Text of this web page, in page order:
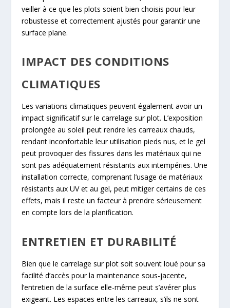
veiller à ce que les plots soient bien choisis pour leur
robustesse et correctement ajustés pour garantir une
surface plane.
IMPACT DES CONDITIONS
CLIMATIQUES
Les variations climatiques peuvent également avoir un
impact significatif sur le carrelage sur plot. L’exposition
prolongée au soleil peut rendre les carreaux chauds,
rendant inconfortable leur utilisation pieds nus, et le gel
peut provoquer des fissures dans les matériaux qui ne
sont pas adéquatement résistants aux intempéries. Une
installation correcte, comprenant l’usage de matériaux
résistants aux UV et au gel, peut mitiger certains de ces
effets, mais il reste un facteur à prendre sérieusement
en compte lors de la planification.
ENTRETIEN ET DURABILITÉ
Bien que le carrelage sur plot soit souvent loué pour sa
facilité d’accès pour la maintenance sous-jacente,
l’entretien de la surface elle-même peut s’avérer plus
exigeant. Les espaces entre les carreaux, s’ils ne sont